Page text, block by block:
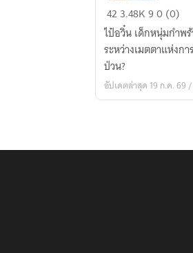
เซียน
โอสถ
สะท้าน
ภพ
42 3.48K90 (0)
ไป๋อวิ๋น เด็กหนุ่มกำพ
ระหว่างเมตตาแห่งก
ป่วน?
อัปเดตล่าสุด 19 ก.ค. 69